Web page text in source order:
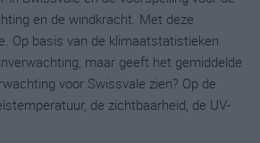
en de windkracht. Met deze
Op basis van de klimaatstatistieken
maar geeft het gemiddelde
voor Swissvale zien? Op de
de zichtbaarheid, de UV-